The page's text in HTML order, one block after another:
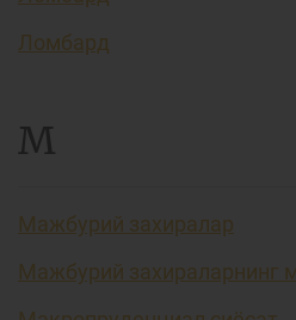
Ломбард
М
Мажбурий захиралар
Мажбурий захираларнинг